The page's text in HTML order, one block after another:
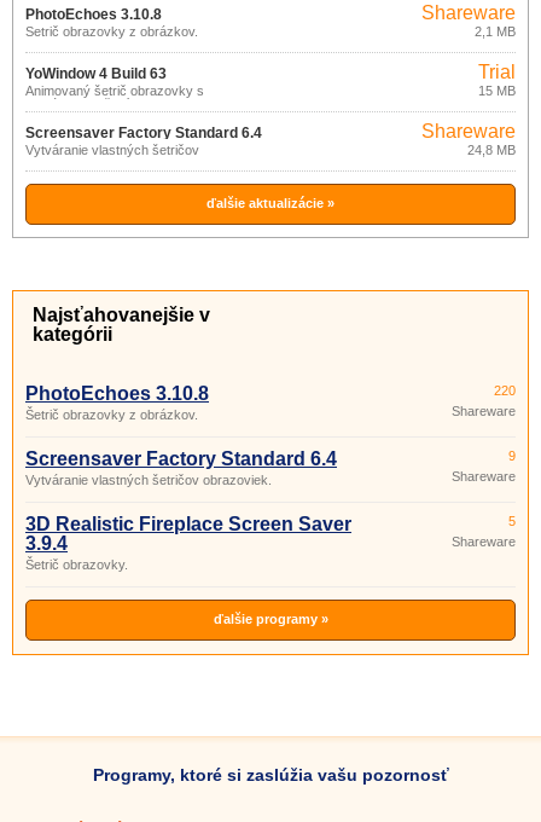
PhotoEchoes 3.10.8
Šetrič obrazovky z obrázkov.
Shareware
2,1 MB
YoWindow 4 Build 63
Animovaný šetrič obrazovky s
aktuálnym počasím.
Trial
15 MB
Screensaver Factory Standard 6.4
Vytváranie vlastných šetričov
Shareware
24,8 MB
ďalšie aktualizácie »
Najsťahovanejšie v
kategórii
PhotoEchoes 3.10.8
Šetrič obrazovky z obrázkov.
220
Shareware
Screensaver Factory Standard 6.4
Vytváranie vlastných šetričov obrazoviek.
9
Shareware
3D Realistic Fireplace Screen Saver
3.9.4
Šetrič obrazovky.
5
Shareware
ďalšie programy »
Programy, ktoré si zaslúžia vašu pozornosť